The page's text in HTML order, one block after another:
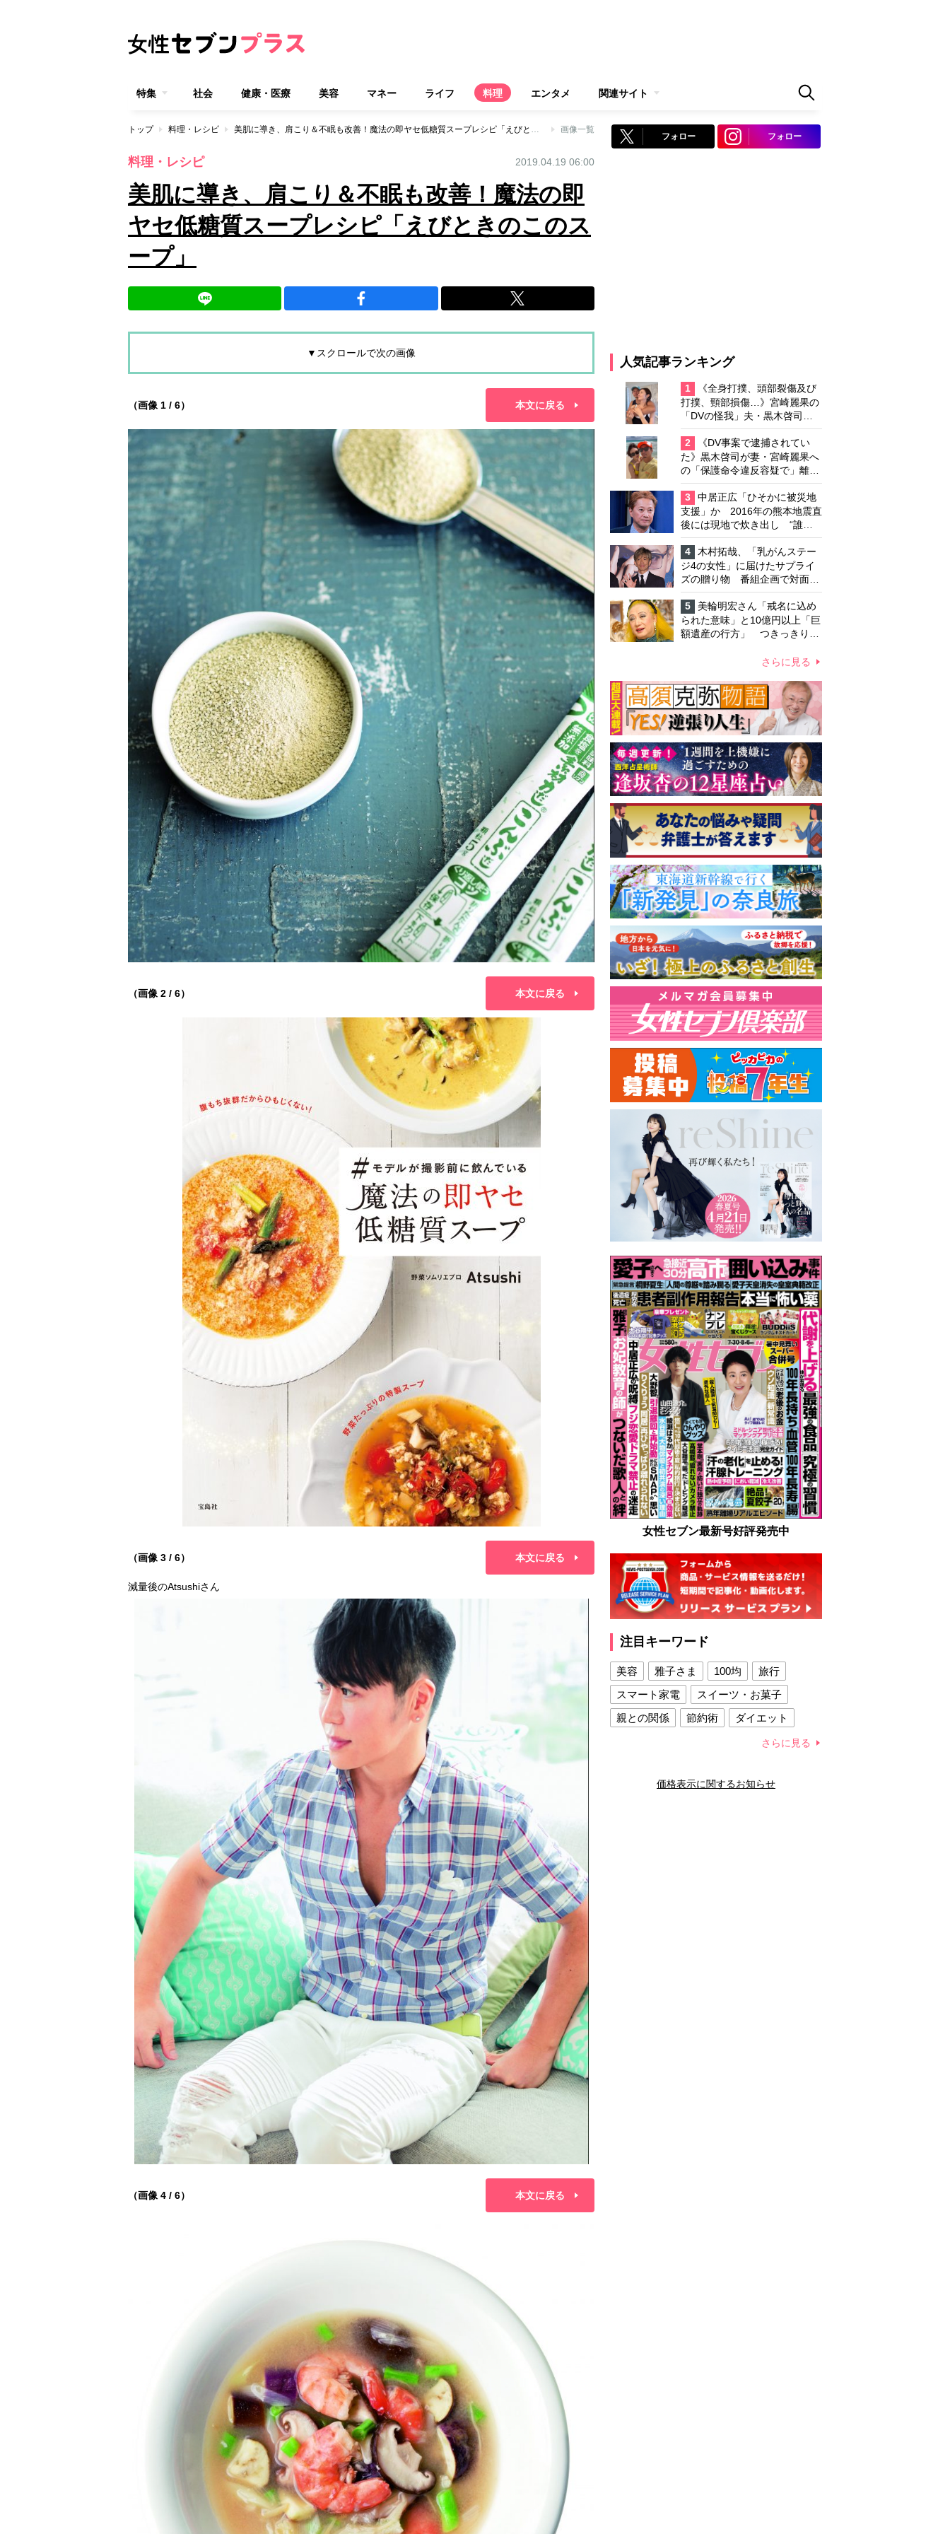
特集 社会 健康・医療 美容 マネー ライフ 料理 エンタメ 関連サイト
トップ 料理・レシピ 美肌に導き、肩こり＆不眠も改善！魔法の即ヤセ低糖質スープレシピ「えびときのこのスープ」 画像一覧
料理・レシピ 2019.04.19 06:00
美肌に導き、肩こり＆不眠も改善！魔法の即
ヤセ低糖質スープレシピ「えびときのこのス
ープ」
▼スクロールで次の画像
（画像 1 / 6） 本文に戻る
（画像 2 / 6） 本文に戻る
（画像 3 / 6） 本文に戻る
減量後のAtsushiさん
（画像 4 / 6） 本文に戻る
フォロー フォロー
人気記事ランキング
1
《全身打撲、頭部裂傷及び
打撲、頸部損傷…》宮崎麗果の
「DVの怪我」夫・黒木啓司の
逮捕で始まる「夫婦の闘争」
2
《DV事案で逮捕されてい
た》黒木啓司が妻・宮崎麗果へ
の「保護命令違反容疑で」離婚
協議は「第二ステージ」へ
3
中居正広「ひそかに被災地
支援」か 2016年の熊本地震直
後には現地で炊き出し “誰に
も知られなくて良い”と、むし
ろ強まる福祉活動への思い
4
木村拓哉、「乳がんステー
ジ4の女性」に届けたサプライ
ズの贈り物 番組企画で対面し
たファンが、夢と希望を与える
心遣いに「うれしくて号泣しま
した」
5
美輪明宏さん「戒名に込め
られた意味」と10億円以上「巨
額遺産の行方」 つきっきりで
さらに見る
女性セブン最新号好評発売中
注目キーワード
美容 雅子さま 100均
旅行
スマート家電
スイーツ・お菓子
親との関係
節約術
ダイエット
夫との関係
新津春子 どか食い
さらに見る
価格表示に関するお知らせ